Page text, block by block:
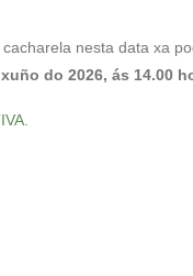
nesta data xa
do 2026, ás 14.00
.